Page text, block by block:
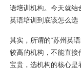
语培训机构。今天就结
英语培训到底该怎么选
其实，所谓的“苏州英
较高的机构，不能直接
宝贵，选机构的核心是